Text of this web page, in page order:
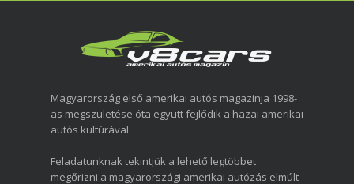
Magyarország első amerikai autós magazinja 1998-
as megszületése óta együtt fejlődik a hazai amerikai
autós kultúrával.
Feladatunknak tekintjük a lehető legtöbbet
megőrizni a magyarországi amerikai autózás elmúlt